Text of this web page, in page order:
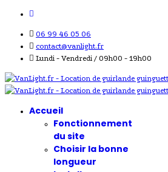
06 99 46 05 06
contact@vanlight.fr
Lundi - Vendredi / 09h00 - 19h00
Accueil
Fonctionnement
du site
Choisir la bonne
longueur